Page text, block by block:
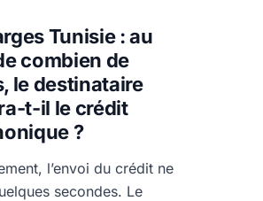
Tunisie : au
combien de
le destinataire
t-il le crédit
?
l’envoi du crédit ne
secondes. Le